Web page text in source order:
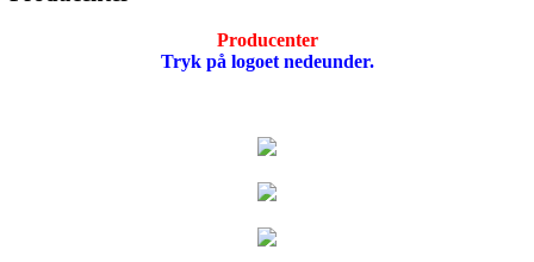
Producenter
Tryk på logoet nedeunder.